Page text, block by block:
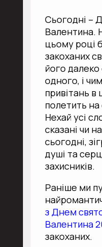
Сьогодні –
Валентина.
цьому році
закоханих
його далеко
одного, і
привітань в
полетить
Нехай усі
сказані чи
сьогодні,
душі та
захисників.
Раніше ми
з Днем
Валентина
закоханих.